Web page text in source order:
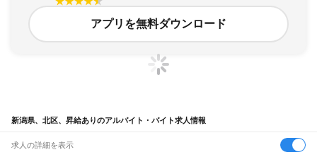
アプリを無料ダウンロード
新潟県、北区、昇給ありのアルバイト・バイト求人情報
求人の詳細を表示